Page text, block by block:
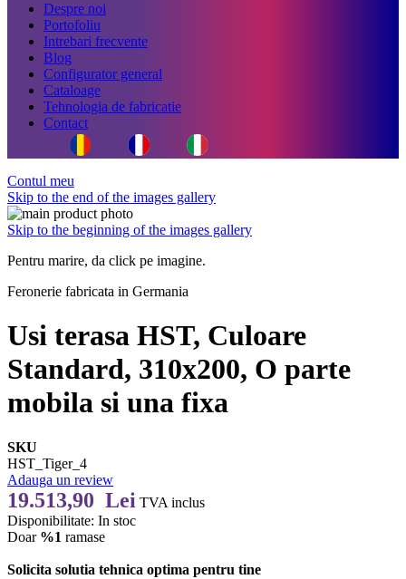
Despre noi
Portofoliu
Intrebari frecvente
Blog
Configurator general
Cataloage
Tehnologia de fabricatie
Contact
Contul meu
Skip to the end of the images gallery
Skip to the beginning of the images gallery
Pentru marire, da click pe imagine.
Feronerie fabricata in Germania
Usi terasa HST, Culoare
Standard, 310x200, O parte
mobila si una fixa
SKU
HST_Tiger_4
Adauga un review
19.513,90 Lei TVA inclus
Disponibilitate: In stoc
Doar %1 ramase
Solicita solutia tehnica optima pentru tine